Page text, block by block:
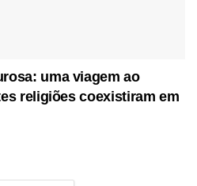
uma viagem ao
religiões coexistiram em